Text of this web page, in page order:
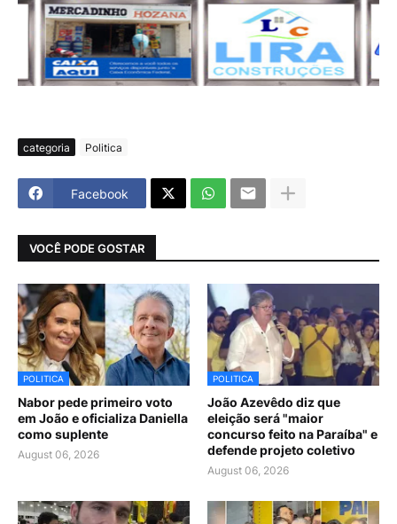
categoria Politica
Facebook
VOCÊ PODE GOSTAR
POLITICA
Nabor pede primeiro voto
em João e oficializa Daniella
como suplente
August 06, 2026
POLITICA
João Azevêdo diz que
eleição será "maior
concurso feito na Paraíba" e
defende projeto coletivo
August 06, 2026